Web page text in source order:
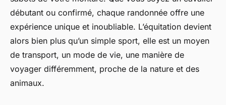
débutant ou confirmé, chaque randonnée offre une
expérience unique et inoubliable. L’équitation devient
alors bien plus qu’un simple sport, elle est un moyen
de transport, un mode de vie, une manière de
voyager différemment, proche de la nature et des
animaux.